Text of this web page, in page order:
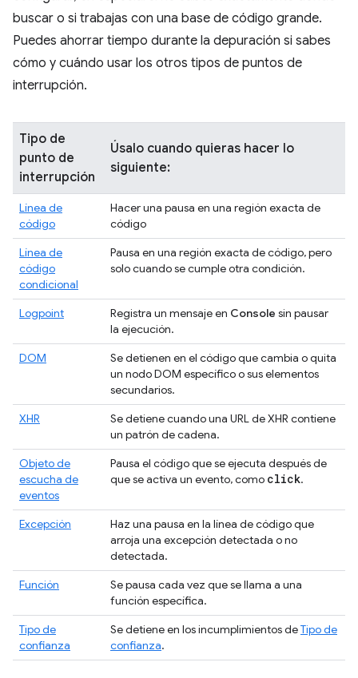
buscar o si trabajas con una base de código grande.
Puedes ahorrar tiempo durante la depuración si sabes
cómo y cuándo usar los otros tipos de puntos de
interrupción.
Tipo de
punto de
interrupción
Úsalo cuando quieras hacer lo
siguiente:
Línea de
código
Hacer una pausa en una región exacta de
código
Línea de
código
condicional
Pausa en una región exacta de código, pero
solo cuando se cumple otra condición.
Logpoint Registra un mensaje en Console sin pausar
la ejecución.
DOM
Se detienen en el código que cambia o quita
un nodo DOM específico o sus elementos
secundarios.
XHR
Se detiene cuando una URL de XHR contiene
un patrón de cadena.
Objeto de
escucha de
eventos
Pausa el código que se ejecuta después de
que se activa un evento, como click.
Excepción
Haz una pausa en la línea de código que
arroja una excepción detectada o no
detectada.
Función
Se pausa cada vez que se llama a una
función específica.
Tipo de
confianza
Se detiene en los incumplimientos deTipo de
confianza.